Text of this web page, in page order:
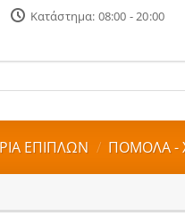
Κατάστημα: 08:00 - 20:00
ΕΠΙΠΛΩΝ / ΠΟΜΟΛΑ -